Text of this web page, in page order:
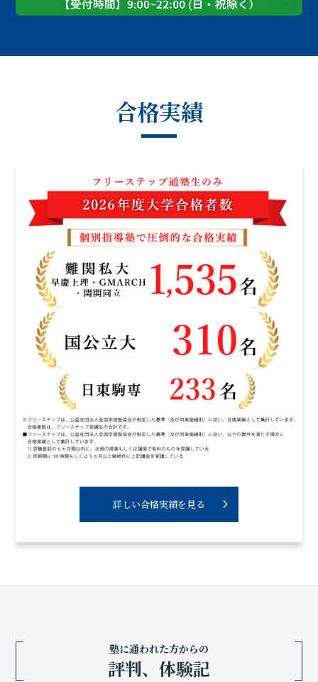
合格実績
詳しい合格実績を見る
塾に通われた方からの
評判、体験記